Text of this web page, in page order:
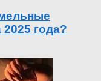
2025 года?